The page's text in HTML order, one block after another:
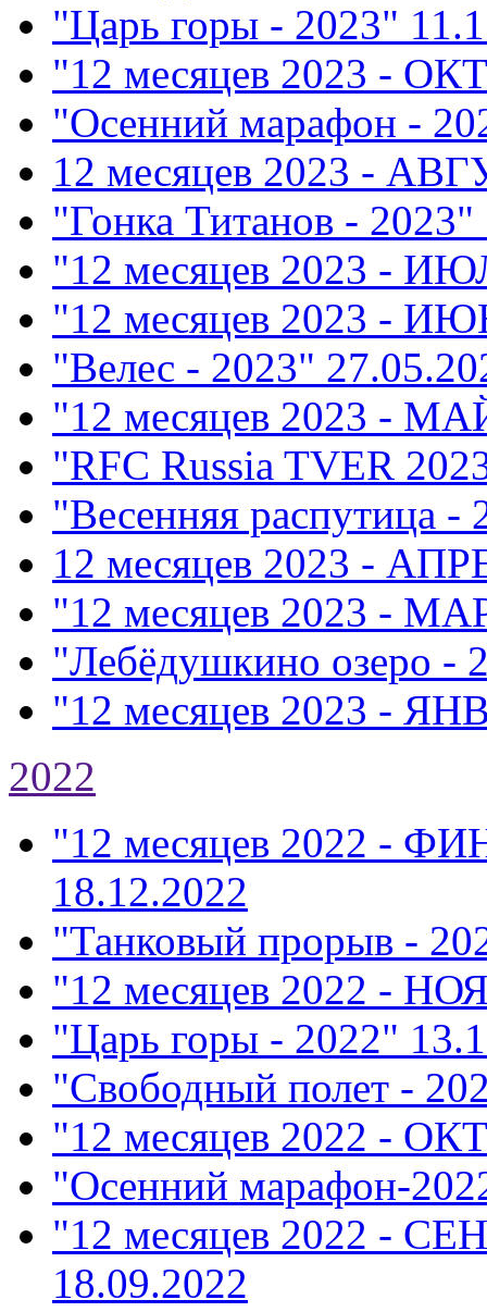
"Царь горы - 2023"
"12 месяцев 2023 -
"Осенний марафон -
12 месяцев 2023 -
"Гонка Титанов - 2023"
"12 месяцев 2023 -
"12 месяцев 2023 -
"Велес - 2023"
"12 месяцев 2023 -
"RFC Russia TVER
"Весенняя распутица -
12 месяцев 2023 -
"12 месяцев 2023 -
"Лебёдушкино озеро -
"12 месяцев 2023 -
2022
"12 месяцев 2022 -
18.12.2022
"Танковый прорыв -
"12 месяцев 2022 -
"Царь горы - 2022"
"Свободный полет -
"12 месяцев 2022 -
"Осенний марафон-
"12 месяцев 2022 -
18.09.2022